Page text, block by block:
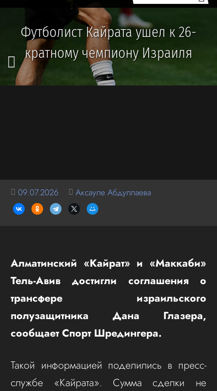
Футболист Кайрата ушел к 26-
кратному чемпиону Израиля
09.07.2026 Аксауле Абдуллаева
Алматинский «Кайрат» и «Маккаби»
Тель-Авив достигли соглашения о
трансфере израильского
полузащитника Дана Глазера,
сообщает Спорт Шредингера.
Такой информацией поделились в пресс-
службе «Кайрата». Сумма сделки не